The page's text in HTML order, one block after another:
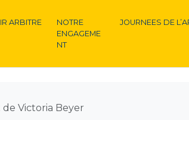
ARBITRE
NOTRE
ENGAGEME
NT
JOURNEES DE
Victoria Beyer